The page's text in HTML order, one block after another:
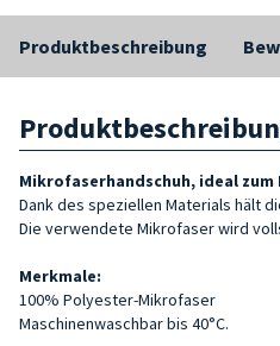
Produktbeschreibung
Mikrofaserhandschuh, ideal
Dank des speziellen Materials hält
Die verwendete Mikrofaser wird
Merkmale:
100% Polyester-Mikrofaser
Maschinenwaschbar bis 40°C.